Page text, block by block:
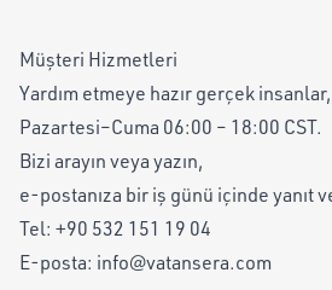
Müşteri Hizmetleri
Yardım etmeye hazır gerçek insanlar,
Pazartesi–Cuma 06:00 – 18:00 CST.
Bizi arayın veya yazın,
e-postanıza bir iş günü içinde yanıt
Tel: +90 532 151 19 04
E-posta: info@vatansera.com